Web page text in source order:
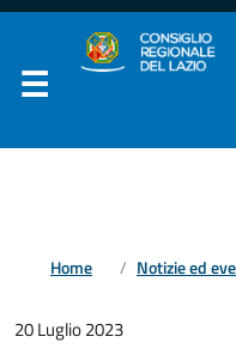
Home Notizie ed
20 Luglio 2023